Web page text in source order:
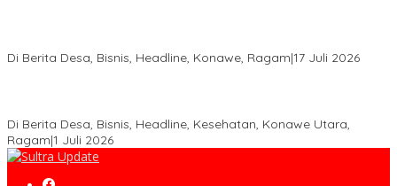
Di Berita Desa, Bisnis, Headline, Konawe, Ragam|17 Juli 2026
Di Berita Desa, Bisnis, Headline, Kesehatan, Konawe Utara,
Ragam|1 Juli 2026